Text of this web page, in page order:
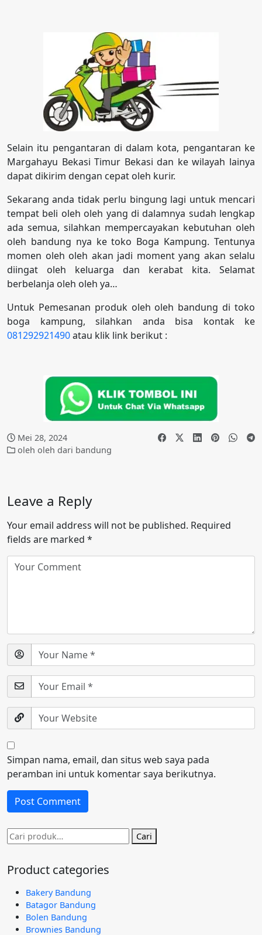
Selain itu pengantaran di dalam kota, pengantaran ke
Margahayu Bekasi Timur Bekasi dan ke wilayah lainya
dapat dikirim dengan cepat oleh kurir.
Sekarang anda tidak perlu bingung lagi untuk mencari
tempat beli oleh oleh yang di dalamnya sudah lengkap
ada semua, silahkan mempercayakan kebutuhan oleh
oleh bandung nya ke toko Boga Kampung. Tentunya
momen oleh oleh akan jadi moment yang akan selalu
diingat oleh keluarga dan kerabat kita. Selamat
berbelanja oleh oleh ya…
Untuk Pemesanan produk oleh oleh bandung di toko
boga kampung, silahkan anda bisa kontak ke
081292921490atau klik link berikut :
Mei 28, 2024
oleh oleh dari bandung
Leave a Reply
Your email address will not be published. Required
fields are marked *
Simpan nama, email, dan situs web saya pada
peramban ini untuk komentar saya berikutnya.
Pencarian
untuk:
Cari
Product categories
Bakery Bandung
Batagor Bandung
Bolen Bandung
Brownies Bandung